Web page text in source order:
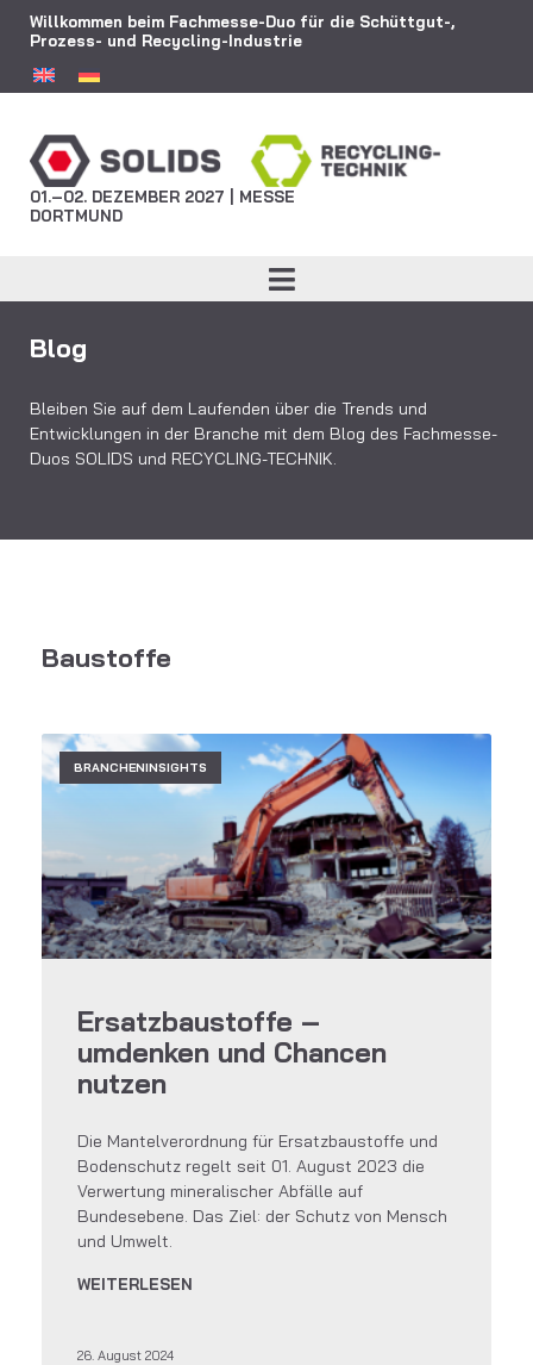
Willkommen beim Fachmesse-Duo für die Schüttgut-,
Prozess- und Recycling-Industrie
01.–02. DEZEMBER 2027 | MESSE
DORTMUND
Blog
Bleiben Sie auf dem Laufenden über die Trends und
Entwicklungen in der Branche mit dem Blog des Fachmesse-
Duos SOLIDS und RECYCLING-TECHNIK.
Baustoffe
BRANCHENINSIGHTS
Ersatzbaustoffe –
umdenken und Chancen
nutzen
Die Mantelverordnung für Ersatzbaustoffe und
Bodenschutz regelt seit 01. August 2023 die
Verwertung mineralischer Abfälle auf
Bundesebene. Das Ziel: der Schutz von Mensch
und Umwelt.
WEITERLESEN
26. August 2024